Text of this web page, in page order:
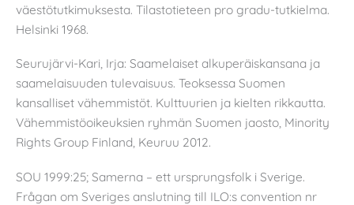
väestötutkimuksesta. Tilastotieteen pro gradu-tutkielma.
Helsinki 1968.
Seurujärvi-Kari, Irja: Saamelaiset alkuperäiskansana ja
saamelaisuuden tulevaisuus. Teoksessa Suomen
kansalliset vähemmistöt. Kulttuurien ja kielten rikkautta.
Vähemmistöoikeuksien ryhmän Suomen jaosto, Minority
Rights Group Finland, Keuruu 2012.
SOU 1999:25; Samerna – ett ursprungsfolk i Sverige.
Frågan om Sveriges anslutning till ILO:s convention nr